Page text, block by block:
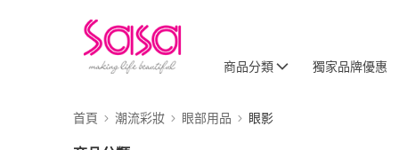
商品分類 獨家品牌優惠
首頁 潮流彩妝 眼部用品 眼影